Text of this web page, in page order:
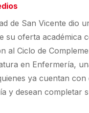
de San Vicente dio
su oferta académica
al Ciclo de
en Enfermería,
ya cuentan
y desean completar